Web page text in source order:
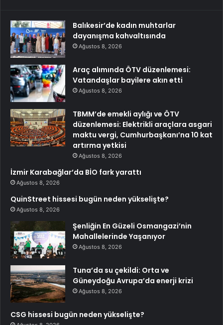
Balıkesir’de kadın muhtarlar
dayanışma kahvaltısında
Ağustos 8, 2026
Araç alımında ÖTV düzenlemesi:
Vatandaşlar bayilere akın etti
Ağustos 8, 2026
TBMM’de emekli aylığı ve ÖTV
düzenlemesi: Elektrikli araçlara asgari
maktu vergi, Cumhurbaşkanı’na 10 kat
artırma yetkisi
Ağustos 8, 2026
İzmir Karabağlar’da BİO fark yarattı
Ağustos 8, 2026
QuinStreet hissesi bugün neden yükselişte?
Ağustos 8, 2026
Şenliğin En Güzeli Osmangazi’nin
Mahallelerinde Yaşanıyor
Ağustos 8, 2026
Tuna’da su çekildi: Orta ve
Güneydoğu Avrupa’da enerji krizi
Ağustos 8, 2026
CSG hissesi bugün neden yükselişte?